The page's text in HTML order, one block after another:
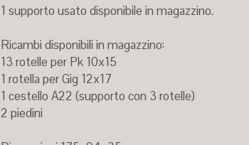
1 supporto usato disponibile in magazzino.
Ricambi disponibili in magazzino:
13 rotelle per Pk 10x15
1 rotella per Gig 12x17
1 cestello A22 (supporto con 3 rotelle)
2 piedini